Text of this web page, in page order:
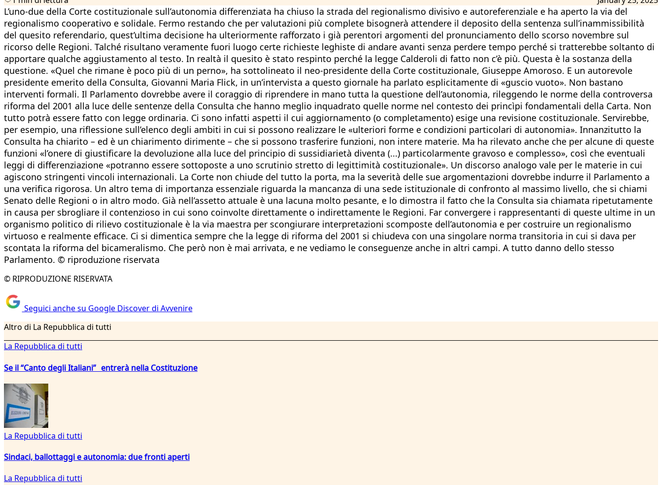
L’uno-due della Corte costituzionale sull’autonomia differenziata ha chiuso la strada del regionalismo divisivo e autoreferenziale e ha aperto la via del
regionalismo cooperativo e solidale. Fermo restando che per valutazioni più complete bisognerà attendere il deposito della sentenza sull’inammissibilità
del quesito referendario, quest’ultima decisione ha ulteriormente rafforzato i già perentori argomenti del pronunciamento dello scorso novembre sul
ricorso delle Regioni. Talché risultano veramente fuori luogo certe richieste leghiste di andare avanti senza perdere tempo perché si tratterebbe soltanto di
apportare qualche aggiustamento al testo. In realtà il quesito è stato respinto perché la legge Calderoli di fatto non c’è più. Questa è la sostanza della
questione. «Quel che rimane è poco più di un perno», ha sottolineato il neo-presidente della Corte costituzionale, Giuseppe Amoroso. E un autorevole
presidente emerito della Consulta, Giovanni Maria Flick, in un’intervista a questo giornale ha parlato esplicitamente di «guscio vuoto». Non bastano
interventi formali. Il Parlamento dovrebbe avere il coraggio di riprendere in mano tutta la questione dell’autonomia, rileggendo le norme della controversa
riforma del 2001 alla luce delle sentenze della Consulta che hanno meglio inquadrato quelle norme nel contesto dei princìpi fondamentali della Carta. Non
tutto potrà essere fatto con legge ordinaria. Ci sono infatti aspetti il cui aggiornamento (o completamento) esige una revisione costituzionale. Servirebbe,
per esempio, una riflessione sull’elenco degli ambiti in cui si possono realizzare le «ulteriori forme e condizioni particolari di autonomia». Innanzitutto la
Consulta ha chiarito – ed è un chiarimento dirimente – che si possono trasferire funzioni, non intere materie. Ma ha rilevato anche che per alcune di queste
funzioni «l’onere di giustificare la devoluzione alla luce del principio di sussidiarietà diventa (...) particolarmente gravoso e complesso», così che eventuali
leggi di differenziazione «potranno essere sottoposte a uno scrutinio stretto di legittimità costituzionale». Un discorso analogo vale per le materie in cui
agiscono stringenti vincoli internazionali. La Corte non chiude del tutto la porta, ma la severità delle sue argomentazioni dovrebbe indurre il Parlamento a
una verifica rigorosa. Un altro tema di importanza essenziale riguarda la mancanza di una sede istituzionale di confronto al massimo livello, che si chiami
Senato delle Regioni o in altro modo. Già nell’assetto attuale è una lacuna molto pesante, e lo dimostra il fatto che la Consulta sia chiamata ripetutamente
in causa per sbrogliare il contenzioso in cui sono coinvolte direttamente o indirettamente le Regioni. Far convergere i rappresentanti di queste ultime in un
organismo politico di rilievo costituzionale è la via maestra per scongiurare interpretazioni scomposte dell’autonomia e per costruire un regionalismo
virtuoso e realmente efficace. Ci si dimentica sempre che la legge di riforma del 2001 si chiudeva con una singolare norma transitoria in cui si dava per
scontata la riforma del bicameralismo. Che però non è mai arrivata, e ne vediamo le conseguenze anche in altri campi. A tutto danno dello stesso
Parlamento. © riproduzione riservata
© RIPRODUZIONE RISERVATA
Seguici anche su Google Discover di Avvenire
Altro di La Repubblica di tutti
La Repubblica di tutti
Se il “Canto degli Italiani” entrerà nella Costituzione
La Repubblica di tutti
Sindaci, ballottaggi e autonomia: due fronti aperti
La Repubblica di tutti